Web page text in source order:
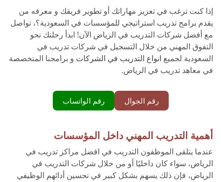
إذا كنت ترغب في تعزيز مهاراتك أو تطوير فريقك و معرفه من
يقدم برامج تدريب استراتيجي للمؤسسات في السعودية؟، تواصل
مع أفضل شركات التدريب في الرياض الآن! ابدأ رحلتك نحو
التفوق المهني من خلال التسجيل في شركات تدريب في
السعودية لجميع انواع التدريب في الشركات و برامجنا المتخصصة
في معاهد تدريب في الرياض.
رقم الجوال رقم الواتساب
أهمية التدريب المهني داخل المؤسسات
عندما يتلقى الموظفون التدريب في اقضل مراكز تدريب في
الرياض، سواء كان داخليًا أو من خلال شركات التدريب في
الرياض، فإن ذلك يسهم بشكل كبير في تحسين أدائهم الوظيفي